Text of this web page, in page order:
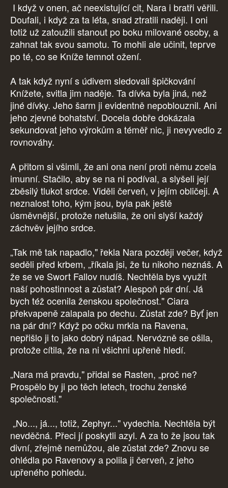
I když v onen, ač neexistující cit, Nara i bratři věřili.
Doufali, i když za ta léta, snad ztratili naději. I oni
totiž už zatoužili stanout po boku milované osoby, a
zahnat tak svou samotu. To mohli ale učinit, teprve
po té, co se Kníže temnot ožení.
A tak když nyní s údivem sledovali špičkování
Knížete, svitla jim naděje. Ta dívka byla jiná, než
jiné dívky. Jeho šarm ji evidentně nepoblouznil. Ani
jeho zjevné bohatství. Docela dobře dokázala
sekundovat jeho výrokům a téměř nic, ji nevyvedlo z
rovnováhy.
A přitom si všimli, že ani ona není proti němu zcela
imunní. Stačilo, aby se na ni podíval, a slyšeli její
zběsilý tlukot srdce. Viděli červeň, v jejím obličeji. A
neznalost toho, kým jsou, byla pak ještě
úsměvnější, protože netušila, že oni slyší každý
záchvěv jejího srdce.
„Tak mě tak napadlo," řekla Nara později večer, když
seděli před krbem, „říkala jsi, že tu nikoho neznáš. A
že se ve Swort Fallov nudíš. Nechtěla bys využít
naší pohostinnost a zůstat? Alespoň pár dní. Já
bych též ocenila ženskou společnost." Ciara
překvapeně zalapala po dechu. Zůstat zde? Byť jen
na pár dní? Když po očku mrkla na Ravena,
nepřišlo ji to jako dobrý nápad. Nervózně se ošila,
protože cítila, že na ni všichni upřeně hledí.
„Nara má pravdu," přidal se Rasten, „proč ne?
Prospělo by ji po těch letech, trochu ženské
společnosti."
„No..., já..., totiž, Zephyr..." vydechla. Nechtěla být
nevděčná. Přeci jí poskytli azyl. A za to že jsou tak
divní, zřejmě nemůžou, ale zůstat zde? Znovu se
ohlédla po Ravenovy a polila ji červeň, z jeho
upřeného pohledu.